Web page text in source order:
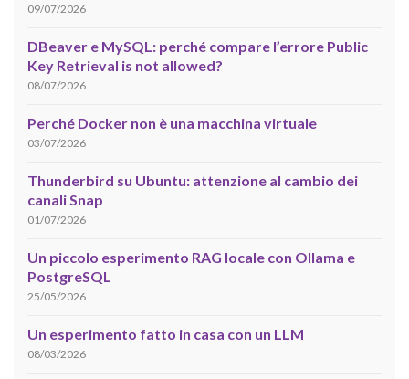
09/07/2026
DBeaver e MySQL: perché compare l’errore Public
Key Retrieval is not allowed?
08/07/2026
Perché Docker non è una macchina virtuale
03/07/2026
Thunderbird su Ubuntu: attenzione al cambio dei
canali Snap
01/07/2026
Un piccolo esperimento RAG locale con Ollama e
PostgreSQL
25/05/2026
Un esperimento fatto in casa con un LLM
08/03/2026